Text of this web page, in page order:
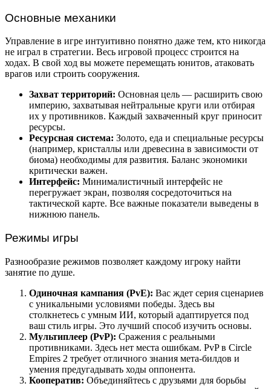
Основные механики
Управление в игре интуитивно понятно даже тем, кто никогда
не играл в стратегии. Весь игровой процесс строится на
ходах. В свой ход вы можете перемещать юнитов, атаковать
врагов или строить сооружения.
Захват территорий: Основная цель — расширить свою
империю, захватывая нейтральные круги или отбирая
их у противников. Каждый захваченный круг приносит
ресурсы.
Ресурсная система: Золото, еда и специальные ресурсы
(например, кристаллы или древесина в зависимости от
биома) необходимы для развития. Баланс экономики
критически важен.
Интерфейс: Минималистичный интерфейс не
перегружает экран, позволяя сосредоточиться на
тактической карте. Все важные показатели выведены в
нижнюю панель.
Режимы игры
Разнообразие режимов позволяет каждому игроку найти
занятие по душе.
Одиночная кампания (PvE): Вас ждет серия сценариев
с уникальными условиями победы. Здесь вы
столкнетесь с умным ИИ, который адаптируется под
ваш стиль игры. Это лучший способ изучить основы.
Мультиплеер (PvP): Сражения с реальными
противниками. Здесь нет места ошибкам. PvP в Circle
Empires 2 требует отличного знания мета-билдов и
умения предугадывать ходы оппонента.
Кооператив: Объединяйтесь с друзьями для борьбы